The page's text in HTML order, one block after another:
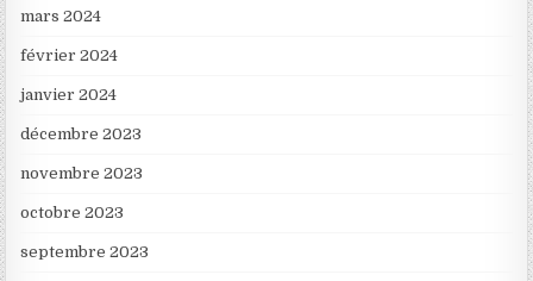
mars 2024
février 2024
janvier 2024
décembre 2023
novembre 2023
octobre 2023
septembre 2023